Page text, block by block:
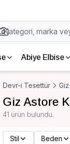
Abiye Elbise
Devr-i Tesettür
Giz Astore
41 ürün bulundu.
Stil Beden